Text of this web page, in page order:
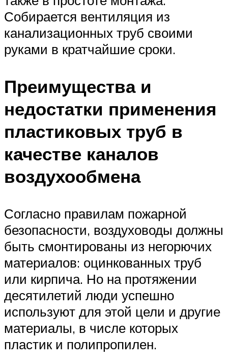
Собирается вентиляция из
канализационных труб своими
руками в кратчайшие сроки.
Преимущества и
недостатки применения
пластиковых труб в
качестве каналов
воздухообмена
Согласно правилам пожарной
безопасности, воздуховоды должны
быть смонтированы из негорючих
материалов: оцинкованных труб
или кирпича. Но на протяжении
десятилетий люди успешно
используют для этой цели и другие
материалы, в числе которых
пластик и полипропилен.